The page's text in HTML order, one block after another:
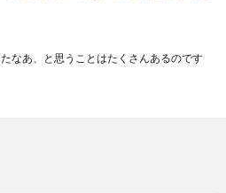
なあ、と思うことはたくさんあるのです